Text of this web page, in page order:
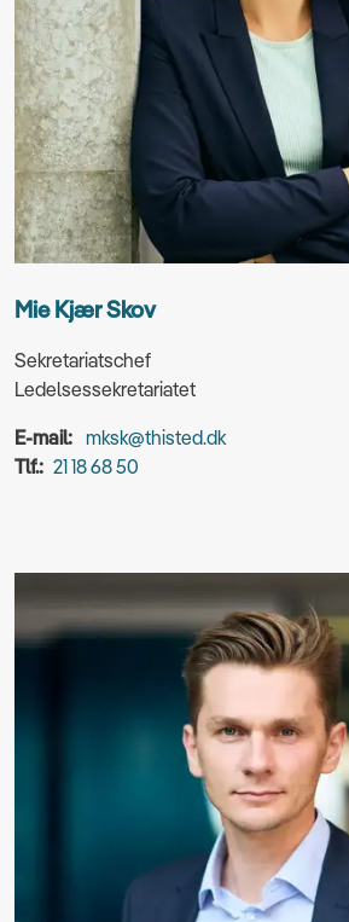
Mie Kjær Skov
Sekretariatschef
Ledelsessekretariatet
E-mail: mksk@thisted.dk
Tlf.: 21 18 68 50